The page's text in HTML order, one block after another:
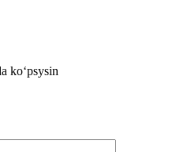
koʻpsysin